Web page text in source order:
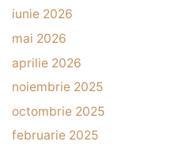
iunie 2026
mai 2026
aprilie 2026
noiembrie 2025
octombrie 2025
februarie 2025